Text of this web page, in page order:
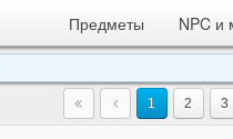
Предметы NPC и
1 2 3